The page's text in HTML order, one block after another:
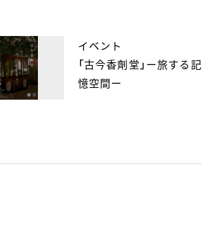
イベント
「古今香劑堂」ー旅する記
憶空間ー